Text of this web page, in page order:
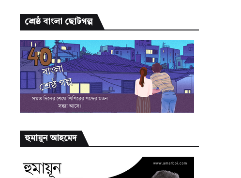
শ্রেষ্ঠ বাংলা ছোটগল্প
হুমায়ূন আহমেদ